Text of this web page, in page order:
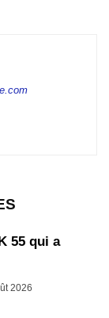
55 qui a
2026